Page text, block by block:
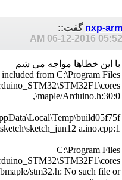
nxp-arm گفت::
06-12-2016 05:52 AM
با این خطاها مواجه می شم
from C:\Program Files
\maple/Arduino.h:30:0,
a.ino.cpp:1:
C:\Program Files
stm32.h: No such file or